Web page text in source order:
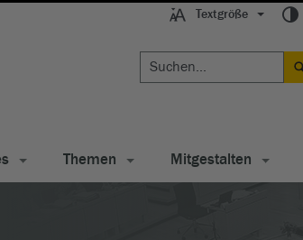
Textgröße
Themen Mitgestalten